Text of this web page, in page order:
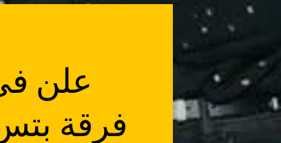
فرقة